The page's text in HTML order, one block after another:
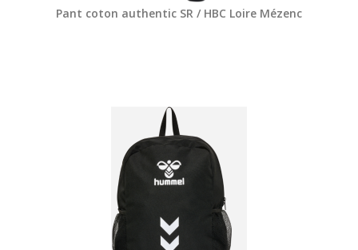
Pant coton authentic SR / HBC Loire Mézenc